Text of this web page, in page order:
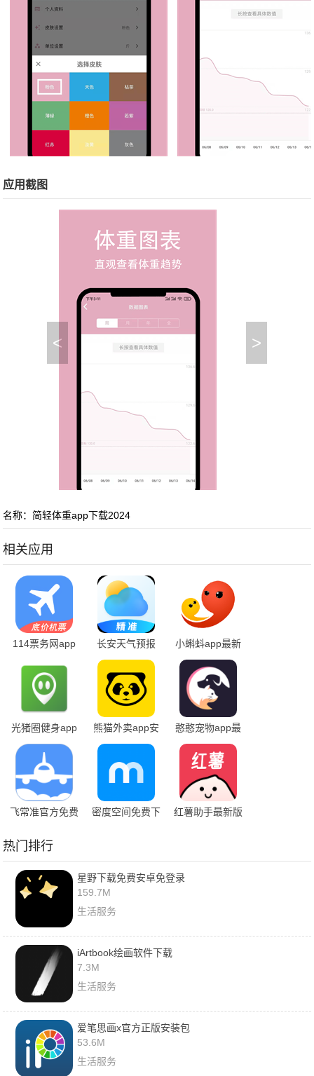
应用截图
< >
名称：简轻体重app下载2024
相关应用
114票务网app
长安天气预报
app手机下载
小蝌蚪app最新
版
光猪圈健身app
下载安装手机版
熊猫外卖app安
卓版
憨憨宠物app最
新版本
飞常准官方免费
密度空间免费下
红薯助手最新版
热门排行
星野下载免费安卓免登录
159.7M
生活服务
iArtbook绘画软件下载
7.3M
生活服务
爱笔思画x官方正版安装包
53.6M
生活服务